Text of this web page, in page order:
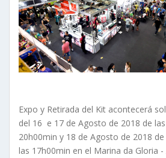
Expo y Retirada del Kit acontecerá
del 16 e 17 de Agosto de 2018 de
20h00min y 18 de Agosto de 2018
las 17h00min en el Marina da Gloria